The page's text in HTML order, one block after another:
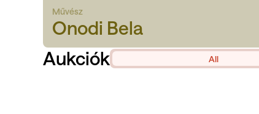
Művész
Onodi Bela
Aukciók
All